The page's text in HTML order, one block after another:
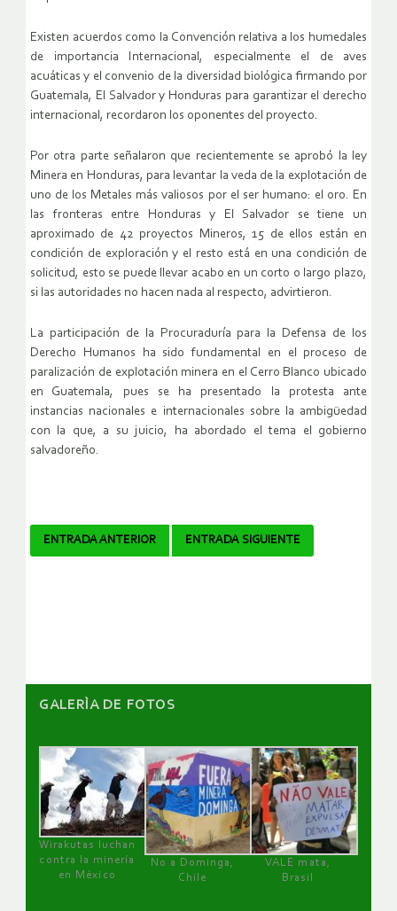
Existen acuerdos como la Convención relativa a los humedales
de importancia Internacional, especialmente el de aves
acuáticas y el convenio de la diversidad biológica firmando por
Guatemala, El Salvador y Honduras para garantizar el derecho
internacional, recordaron los oponentes del proyecto.
Por otra parte señalaron que recientemente se aprobó la ley
Minera en Honduras, para levantar la veda de la explotación de
uno de los Metales más valiosos por el ser humano: el oro. En
las fronteras entre Honduras y El Salvador se tiene un
aproximado de 42 proyectos Mineros, 15 de ellos están en
condición de exploración y el resto está en una condición de
solicitud, esto se puede llevar acabo en un corto o largo plazo,
si las autoridades no hacen nada al respecto, advirtieron.
La participación de la Procuraduría para la Defensa de los
Derecho Humanos ha sido fundamental en el proceso de
paralización de explotación minera en el Cerro Blanco ubicado
en Guatemala, pues se ha presentado la protesta ante
instancias nacionales e internacionales sobre la ambigüedad
con la que, a su juicio, ha abordado el tema el gobierno
salvadoreño.
Navegador
ENTRADA ANTERIOR ENTRADA SIGUIENTE
GALERÌA DE FOTOS
Wirakutas luchan
contra la minería
en México
No a Dominga,
Chile
VALE mata,
Brasil